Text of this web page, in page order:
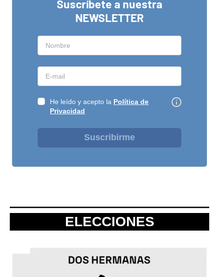
Suscríbete a nuestra
NEWSLETTER
He leído y acepto la Política de
Privacidad
Suscribirme
ELECCIONES